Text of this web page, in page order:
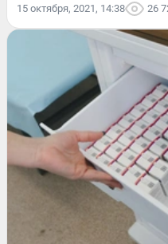
15 октября, 2021, 14:38 26